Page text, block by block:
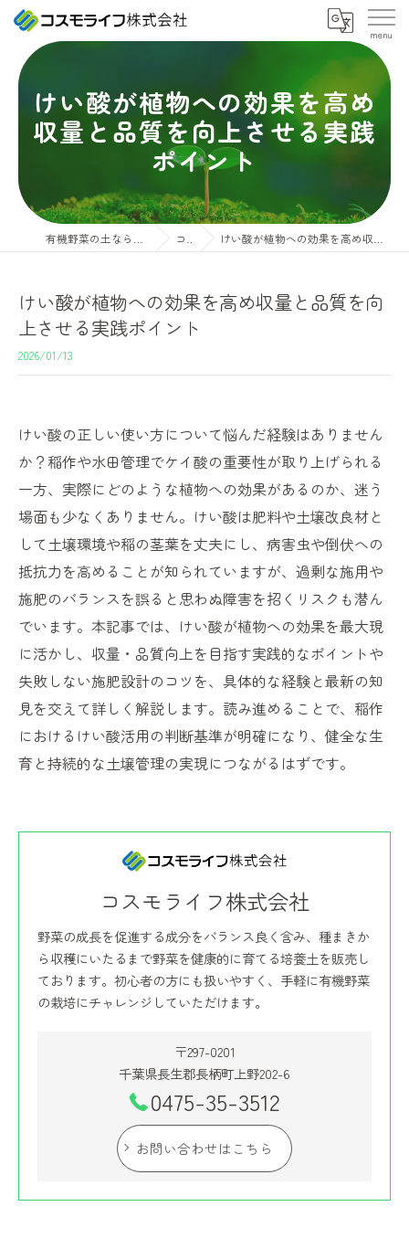
けい酸が植物への効果を高め
収量と品質を向上させる実践
ポイント
コラム けい酸が植物への効果を高め収量と品質を向上させる実践ポイント
けい酸が植物への効果を高め収量と品質を向
上させる実践ポイント
2026/01/13
けい酸の正しい使い方について悩んだ経験はありません
か？稲作や水田管理でケイ酸の重要性が取り上げられる
一方、実際にどのような植物への効果があるのか、迷う
場面も少なくありません。けい酸は肥料や土壌改良材と
して土壌環境や稲の茎葉を丈夫にし、病害虫や倒伏への
抵抗力を高めることが知られていますが、過剰な施用や
施肥のバランスを誤ると思わぬ障害を招くリスクも潜ん
でいます。本記事では、けい酸が植物への効果を最大現
に活かし、収量・品質向上を目指す実践的なポイントや
失敗しない施肥設計のコツを、具体的な経験と最新の知
見を交えて詳しく解説します。読み進めることで、稲作
におけるけい酸活用の判断基準が明確になり、健全な生
育と持続的な土壌管理の実現につながるはずです。
コスモライフ株式会社
野菜の成長を促進する成分をバランス良く含み、種まきか
ら収穫にいたるまで野菜を健康的に育てる培養土を販売し
ております。初心者の方にも扱いやすく、手軽に有機野菜
の栽培にチャレンジしていただけます。
〒297-0201
千葉県長生郡長柄町上野202-6
0475-35-3512
お問い合わせはこちら